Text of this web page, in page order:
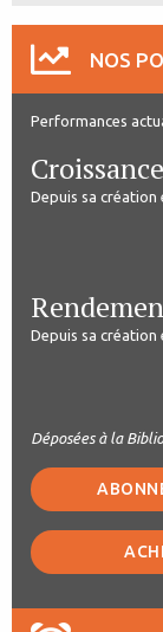
NOS
Performances
Depuis sa création
Depuis sa création
Déposées à la